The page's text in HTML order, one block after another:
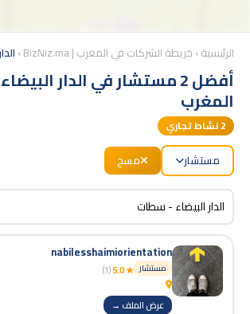
الرئيسية› خريطة الشركات في المغرب | BizNiz.ma ›
أفضل 2 مستشار في الدار
المغرب
2نشاط تجاري
مستشار مسح
nabilesshaimiorientation
مستشار ★ 5.0
(1)
عرض الملف →
BizNiz.ma